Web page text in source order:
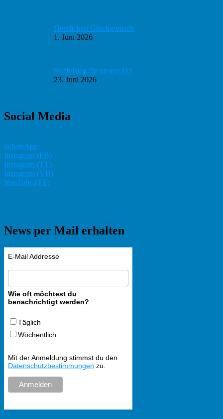
Herzlichen Glückwunsch
1. Juni 2026
Staffelsieg für unsere D3
23. Juni 2026
Social Media
WhatsApp
Instagram (FB)
Instagram (TT)
Instagram (VB)
YouTube (TT)
News per Mail erhalten
E-Mail Addresse
Wie oft möchtest du
benachrichtigt werden?
Täglich
Wöchentlich
Mit der Anmeldung stimmst du den
Datenschutzbestimmungen zu.